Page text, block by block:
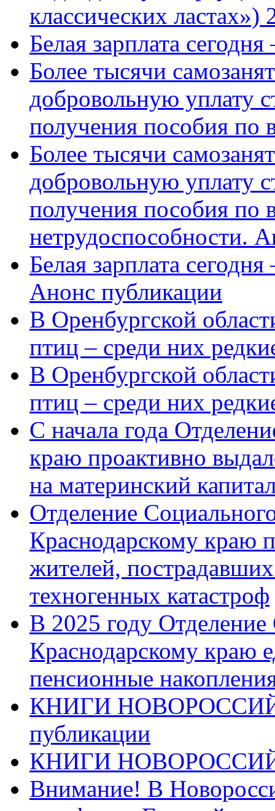
классических ластах»)
Белая зарплата
Более тысячи
добровольную уплату
получения пособия по
Более тысячи
добровольную уплату
получения пособия по
нетрудоспособности.
Белая зарплата
Анонс публикации
В Оренбургской
птиц – среди них
В Оренбургской
птиц – среди них
С начала года
краю проактивно
на материнский
Отделение
Краснодарскому краю
жителей,
техногенных катастроф
В 2025 году
Краснодарскому краю
пенсионные
КНИГИ
публикации
КНИГИ
Внимание! В